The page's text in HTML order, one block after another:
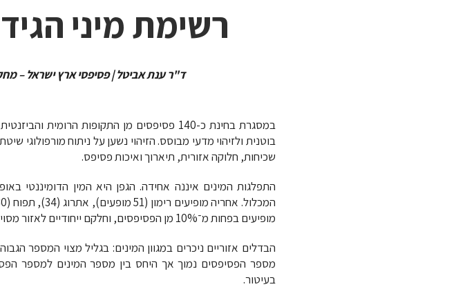
רשימת מיני
ד"ר ענת אביטל | פסיפסי ארץ ישראל –
במסגרת בחינת כ-140 פסיפסים מן התקופות הרומית והביזנטית בארץ ישראל זוהו
בוטנית ולזיהוי מדעי מבוסס. הזיהוי נשען על ניתוח
שכיחות, חלוקה אזורית, תיארוך ואיכות פסיפס.
מופיעים בפחות מ־10% מן הפסיפסים, וחלקם ייחודיים לאזור מסוים בלבד (כגון קרא ומלון עג'ור בגליל).
הבדלים אזוריים ניכרים במגוון המינים: בגליל מצוי המספר
מספר הפסיפסים נמוך אך היחס בין מספר המינים למספר
בעיטור.